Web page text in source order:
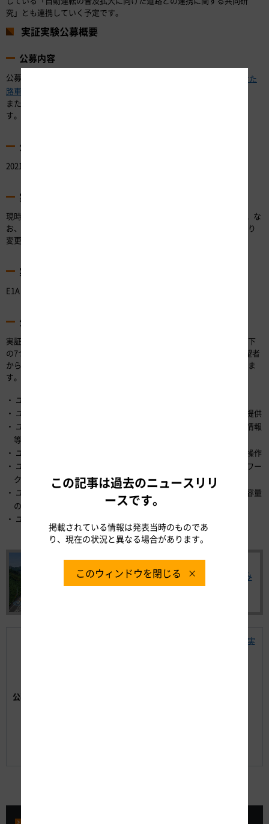
究」とも連携していく予定です。
実証実験公募概要
公募内容
公募内容は、当ページ下段に掲載の
「高速道路の自動運転時代に向けた
路車協調実証実験」公募要領
また、その他の公募に関する資料も当ページの下段に掲載しておりま
す。
公募期間
2021年12月22日（水）～2022年2月15日（火）16時
実験時期・実験期間
現時点で実験時期は2023年度、実験期間は約1ヵ月を想定しています。な
お、実験時期および実験期間は事業の進捗状況や応募の状況などにより
変更となる場合があります。
実験区間
E1A 新東名高速道路の建設中の一部区間を想定しています。
公募をおこなう実証実験ユースケース
実証実験の具体例として当社が想定する実証実験ユースケースは、以下
の7つとなります。これらのユースケースに加えて、実証実験参加希望者
からの路車協調に関する新規のユースケースの提案も受け付けいたしま
す。
ユースケース1：路上障害情報の後続車への提供
ユースケース2：路面状況や走行環境に応じた最適な速度情報等の提供
ユースケース3：車載センサ等を活用した維持管理情報や運行支援情報
等の収集・提供
ユースケース4：コネクテッド車の緊急停止時における遠隔監視、操作
ユースケース5：交通状況に応じた情報提供による高速道路ネットワー
クの最適化
ユースケース6：交通状況に応じた車群制御情報の提供による交通容量
の最大活用
ユースケース7：目的地別の追随走行支援
NEXCO中日本の自動運転への取組み
はこちら
公募に関する資料:
「高速道路の自動運転時代に向けた路車協調実
この記事は過去のニュースリリ
ースです。
掲載されている情報は発表当時のものであ
り、現在の状況と異なる場合があります。
このウィンドウを閉じる